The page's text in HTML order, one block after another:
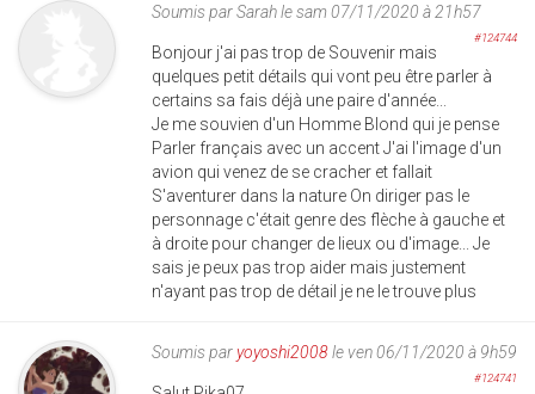
Soumis parSarahle sam 07/11/2020 à 21h57
#124744
Bonjour j'ai pas trop de Souvenir mais
quelques petit détails qui vont peu être parler à
certains sa fais déjà une paire d'année...
Je me souvien d'un Homme Blond qui je pense
Parler français avec un accent J'ai l'image d'un
avion qui venez de se cracher et fallait
S'aventurer dans la nature On diriger pas le
personnage c'était genre des flèche à gauche et
à droite pour changer de lieux ou d'image... Je
sais je peux pas trop aider mais justement
n'ayant pas trop de détail je ne le trouve plus
Soumis paryoyoshi2008le ven 06/11/2020 à 9h59
#124741